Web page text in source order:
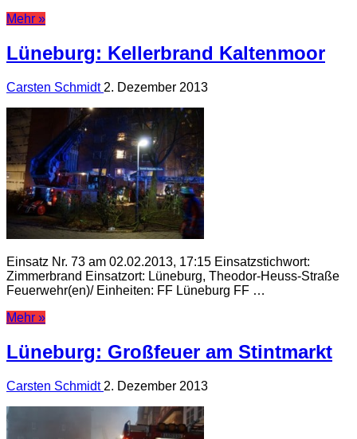
Mehr »
Lüneburg: Kellerbrand Kaltenmoor
Carsten Schmidt 2. Dezember 2013
Einsatz Nr. 73 am 02.02.2013, 17:15 Einsatzstichwort:
Zimmerbrand Einsatzort: Lüneburg, Theodor-Heuss-Straße
Feuerwehr(en)/ Einheiten: FF Lüneburg FF …
Mehr »
Lüneburg: Großfeuer am Stintmarkt
Carsten Schmidt 2. Dezember 2013